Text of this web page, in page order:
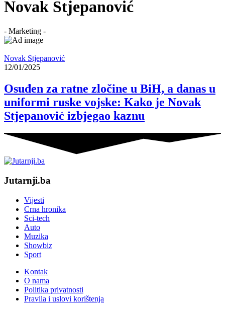
Novak Stjepanović
- Marketing -
Novak Stjepanović
12/01/2025
Osuđen za ratne zločine u BiH, a danas u
uniformi ruske vojske: Kako je Novak
Stjepanović izbjegao kaznu
Jutarnji.ba
Vijesti
Crna hronika
Sci-tech
Auto
Muzika
Showbiz
Sport
Kontak
O nama
Politika privatnosti
Pravila i uslovi korištenja